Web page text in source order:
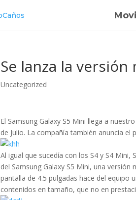
Se lanza la
Uncategorized
El Samsung Galaxy S5 Mini llega a
de Julio. La compañía también anuncia
Al igual que sucedía con los S4 y S4
del Samsung Galaxy S5 Mini, una
pantalla de 4.5 pulgadas hace del
contenidos en tamaño, que no en